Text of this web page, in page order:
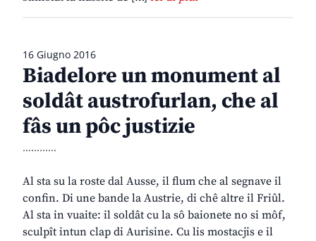
16 Giugno 2016
Biadelore un monument al
soldât austrofurlan, che al
fâs un pôc justizie
............
Al sta su la roste dal Ausse, il flum che al segnave il
confin. Di une bande la Austrie, di chê altre il Friûl.
Al sta in vuaite: il soldât cu la sô baionete no si môf,
sculpît intun clap di Aurisine. Cu lis mostacjis e il